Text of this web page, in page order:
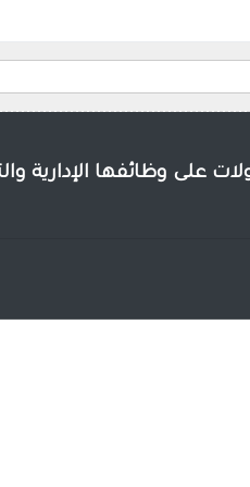
على وظائفها الإدارية